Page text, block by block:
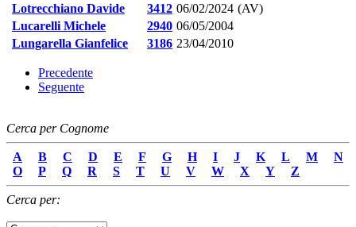
Lotrecchiano Davide
3412 06/02/2024 (AV)
Lucarelli Michele
2940 06/05/2004
Lungarella Gianfelice
3186 23/04/2010
Precedente
Seguente
Cerca per Cognome
A B C D E F G H I J K L M
N
O
P Q R S T U V W X Y Z
Cerca per: